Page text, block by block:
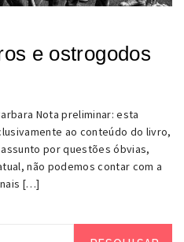
e ostrogodos
Nota preliminar: esta
ao conteúdo do livro,
por questões óbvias,
não podemos contar com a
[…]